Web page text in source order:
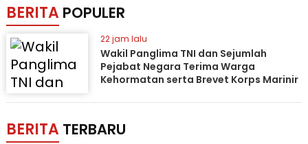
BERITA POPULER
22 jam lalu
Wakil Panglima TNI dan Sejumlah
Pejabat Negara Terima Warga
Kehormatan serta Brevet Korps Marinir
BERITA TERBARU